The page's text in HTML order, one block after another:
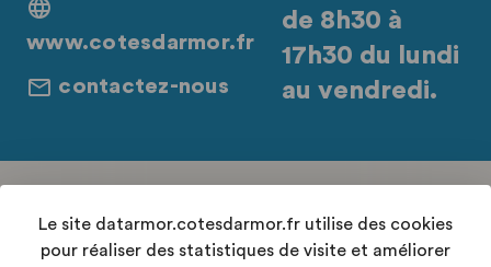
www.cotesdarmor.fr
contactez-nous
de 8h30 à
17h30 du lundi
au vendredi.
Le site datarmor.cotesdarmor.fr utilise des cookies
pour réaliser des statistiques de visite et améliorer